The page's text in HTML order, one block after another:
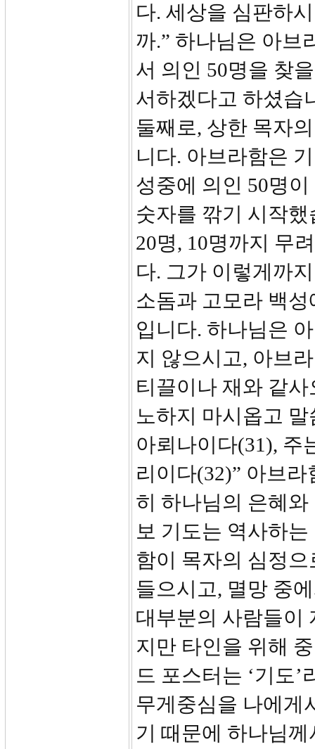
다. 세상을 심판하
까.” 하나님은 아브
서 의인 50명을 찾
서하겠다고 하셨
둘째로, 상한 목자
니다. 아브라함은
성중에 의인 50명
숫자를 깎기 시작했
20명, 10명까지 무
다. 그가 이렇게까
소돔과 고모라 백
입니다. 하나님은
지 않으시고, 아브
티끌이나 재와 같
노하지 마시옵고
아뢰나이다(31), 주
리이다(32)” 아브
히 하나님의 은혜
보 기도는 역사하
함이 목자의 심정
들으시고, 멸망 중
대부분의 사람들이
지만 타인을 위해
드 포스터는 ‘기도
무게중심을 나에게
기 때문에 하나님